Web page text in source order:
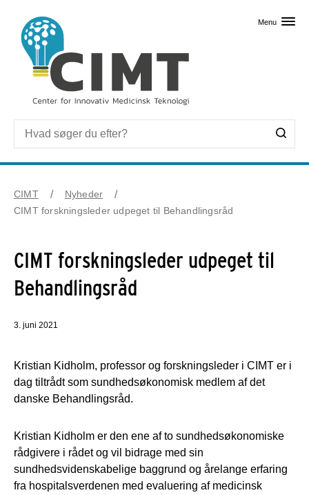
Menu
CIMT
Nyheder
CIMT forskningsleder udpeget til Behandlingsråd
CIMT forskningsleder udpeget til
Behandlingsråd
3. juni 2021
Kristian Kidholm, professor og forskningsleder i CIMT er i
dag tiltrådt som sundhedsøkonomisk medlem af det
danske Behandlingsråd.
Kristian Kidholm er den ene af to sundhedsøkonomiske
rådgivere i rådet og vil bidrage med sin
sundhedsvidenskabelige baggrund og årelange erfaring
fra hospitalsverdenen med evaluering af medicinsk